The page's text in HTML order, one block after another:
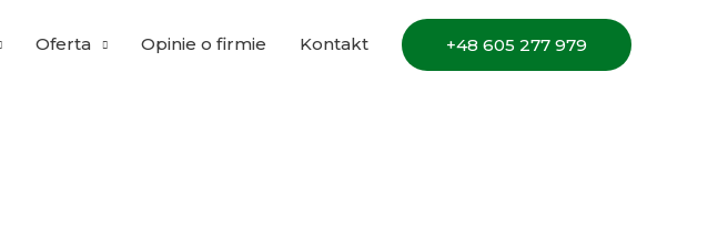
Oferta Opinie o firmie Kontakt +48 605 277 979